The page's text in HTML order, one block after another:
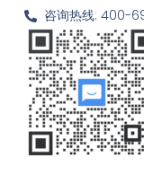
咨询热线: 400-